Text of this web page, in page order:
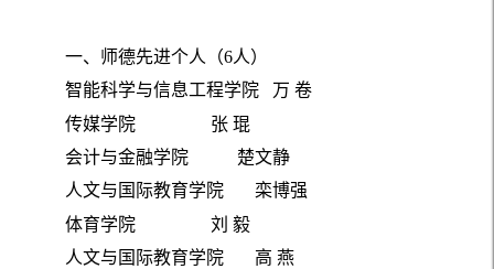
一、师德先进个人（6人）
智能科学与信息工程学院
万 卷
传媒学院
张 琨
会计与金融学院
楚文静
人文与国际教育学院
栾博强
体育学院
刘 毅
人文与国际教育学院
高 燕